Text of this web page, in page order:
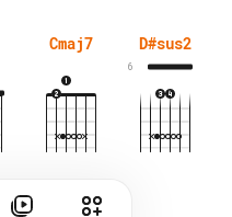
Cmaj7 D#sus2
6